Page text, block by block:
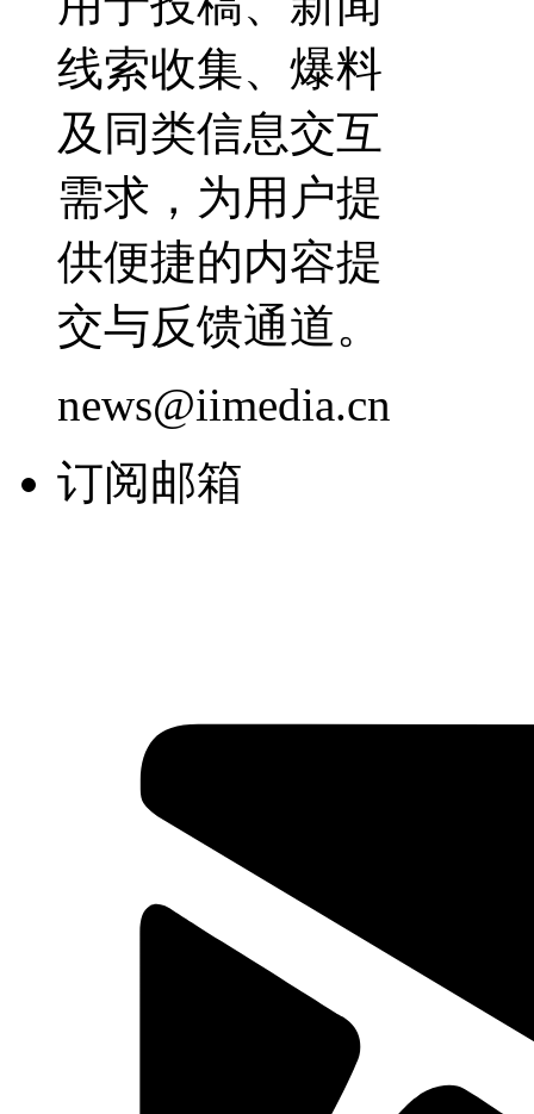
线索收集、爆料
及同类信息交互
需求，为用户提
供便捷的内容提
交与反馈通道。
news@iimedia.cn
订阅邮箱